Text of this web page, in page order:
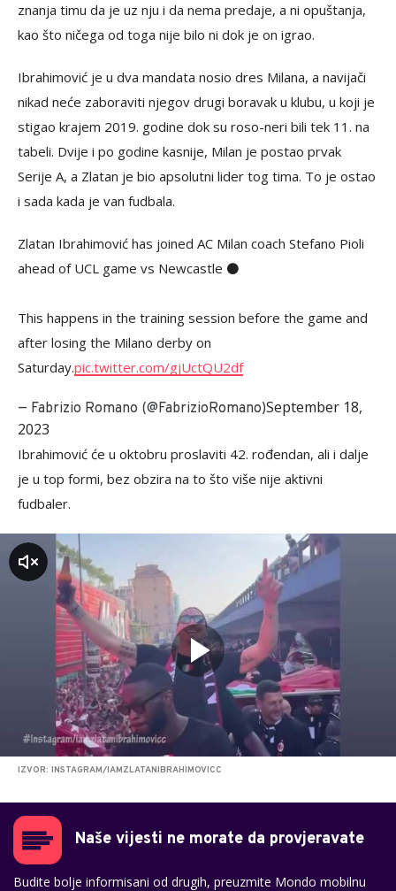
znanja timu da je uz nju i da nema predaje, a ni opuštanja,
kao što ničega od toga nije bilo ni dok je on igrao.
Ibrahimović je u dva mandata nosio dres Milana, a navijači
nikad neće zaboraviti njegov drugi boravak u klubu, u koji je
stigao krajem 2019. godine dok su roso-neri bili tek 11. na
tabeli. Dvije i po godine kasnije, Milan je postao prvak
Serije A, a Zlatan je bio apsolutni lider tog tima. To je ostao
i sada kada je van fudbala.
Zlatan Ibrahimović has joined AC Milan coach Stefano Pioli
ahead of UCL game vs Newcastle ⚫️
This happens in the training session before the game and
after losing the Milano derby on
Saturday.pic.twitter.com/gjUctQU2df
— Fabrizio Romano (@FabrizioRomano)September 18,
2023
Ibrahimović će u oktobru proslaviti 42. rođendan, ali i dalje
je u top formi, bez obzira na to što više nije aktivni
fudbaler.
IZVOR: INSTAGRAM/IAMZLATANIBRAHIMOVICC
Naše vijesti ne morate da provjeravate
Budite bolje informisani od drugih, preuzmite Mondo mobilnu